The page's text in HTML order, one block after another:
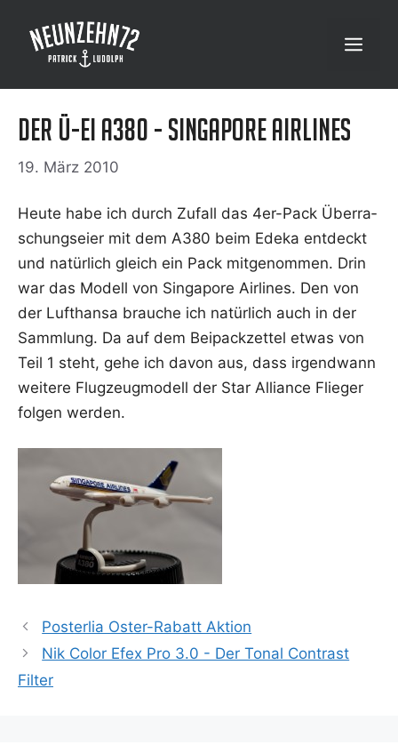
Inhalt
springen
Menü
Der Ü-Ei A380 - Singapore Airlines
19. März 2010
Heu­te habe ich durch Zufall das 4er-Pack Über­ra­
schungs­ei­er mit dem A380 beim Ede­ka ent­deckt
und natür­lich gleich ein Pack mit­ge­nom­men. Drin
war das Modell von Sin­ga­po­re Air­lines. Den von
der Luft­han­sa brau­che ich natür­lich auch in der
Samm­lung. Da auf dem Bei­pack­zet­tel etwas von
Teil 1 steht, gehe ich davon aus, dass irgend­wann
wei­te­re Flug­zeug­mo­dell der Star Alli­ance Flie­ger
fol­gen werden.
Posterlia Oster-Rabatt Aktion
Nik Color Efex Pro 3.0 - Der Tonal Contrast
Filter